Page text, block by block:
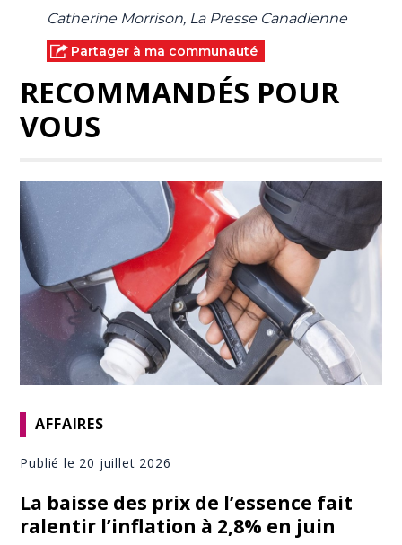
Catherine Morrison, La Presse Canadienne
Partager à ma communauté
RECOMMANDÉS POUR
VOUS
AFFAIRES
Publié le 20 juillet 2026
La baisse des prix de l’essence fait
ralentir l’inflation à 2,8% en juin